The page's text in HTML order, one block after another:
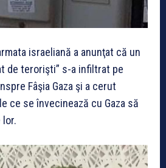
israeliană a anunţat că un
de terorişti” s-a infiltrat pe
Fâşia Gaza şi a cerut
ce se învecinează cu Gaza să